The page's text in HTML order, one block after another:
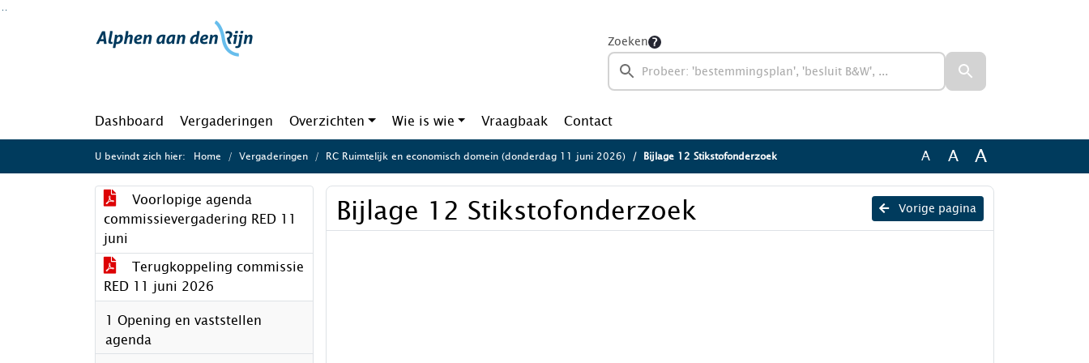
Ga naar de inhoud van deze pagina
Zoeken
Dashboard Vergaderingen Overzichten Wie is wie Vraagbaak Contact
U bevindt zich hier: Home Vergaderingen RC Ruimtelijk en economisch domein (donderdag 11 juni 2026) Bijlage 12 Stikstofonderzoek A A A
Voorlopige agenda
commissievergadering RED 11
juni
Terugkoppeling commissie
RED 11 juni 2026
1 Opening en vaststellen
agenda
Vorige pagina
Bijlage 12 Stikstofonderzoek